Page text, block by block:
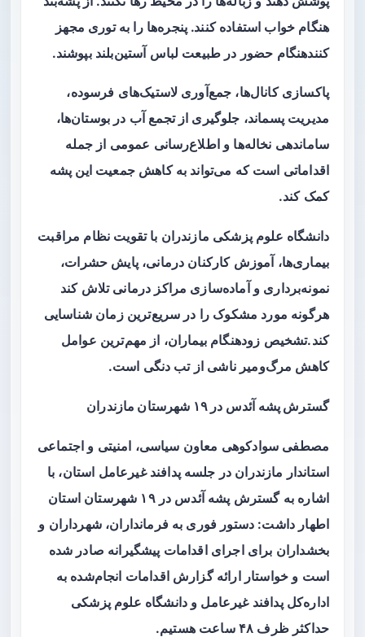
هنگام خواب استفاده کنند. پنجره‌ها را به توری مجهز
کنندهنگام حضور در طبیعت لباس آستین‌بلند بپوشند.
پاکسازی کانال‌ها، جمع‌آوری لاستیک‌های فرسوده،
مدیریت پسماند، جلوگیری از تجمع آب در بوستان‌ها،
ساماندهی نخاله‌ها و اطلاع‌رسانی عمومی از جمله
اقداماتی است که می‌تواند به کاهش جمعیت این پشه
کمک کند.
دانشگاه علوم پزشکی مازندران با تقویت نظام مراقبت
بیماری‌ها، آموزش کارکنان درمانی، پایش حشرات،
نمونه‌برداری و آماده‌سازی مراکز درمانی تلاش کند
هرگونه مورد مشکوک را در سریع‌ترین زمان شناسایی
کند.تشخیص زودهنگام بیماران، از مهم‌ترین عوامل
کاهش مرگ‌ومیر ناشی از تب دنگی است.
گسترش پشه آئدس در ۱۹ شهرستان مازندران
مصطفی سوادکوهی معاون سیاسی، امنیتی و اجتماعی
استاندار مازندران در جلسه پدافند غیرعامل استان، با
اشاره به گسترش پشه آئدس در ۱۹ شهرستان استان
اطهار داشت: دستور فوری به فرمانداران، شهرداران و
بخشداران برای اجرای اقدامات پیشگیرانه صادر شده
است و خواستار ارائه گزارش اقدامات انجام‌شده به
اداره‌کل پدافند غیرعامل و دانشگاه علوم پزشکی
حداکثر ظرف ۴۸ ساعت هستیم.